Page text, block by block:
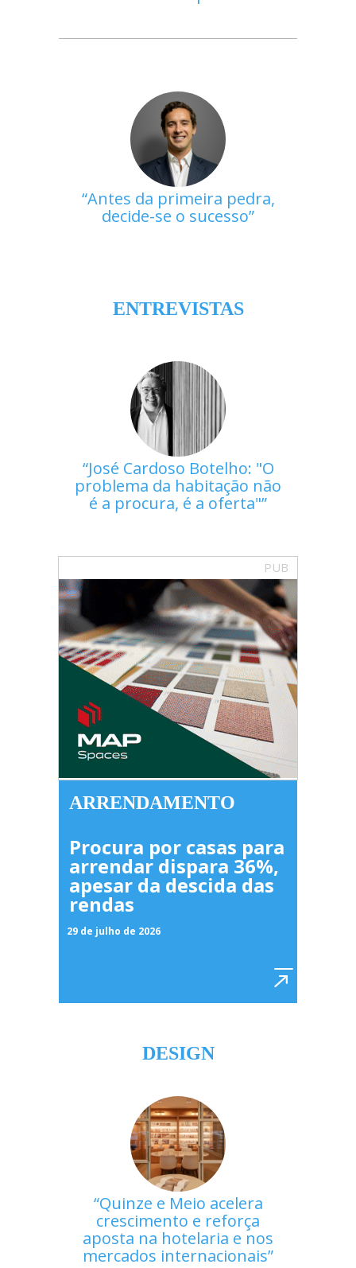
Antes da primeira pedra,
decide-se o sucesso
ENTREVISTAS
José Cardoso Botelho: "O
problema da habitação não
é a procura, é a oferta"
PUB
ARRENDAMENTO
Procura por casas para
arrendar dispara 36%,
apesar da descida das
rendas
29 de julho de 2026
DESIGN
Quinze e Meio acelera
crescimento e reforça
aposta na hotelaria e nos
mercados internacionais